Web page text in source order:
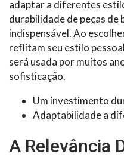
adaptar a diferentes
durabilidade de peças de
indispensável. Ao
reflitam seu estilo
será usada por muitos
sofisticação.
Um investimento
Adaptabilidade a
A Relevância